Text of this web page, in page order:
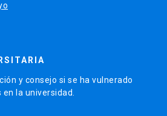
y consejo si se ha vulnerado
la universidad.